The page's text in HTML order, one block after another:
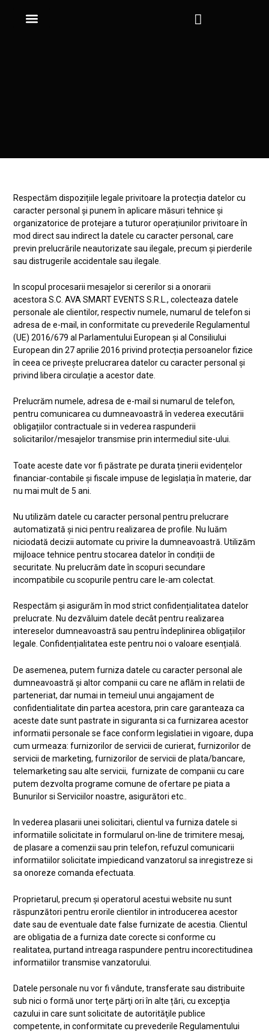
Respectăm dispozițiile legale privitoare la protecția datelor cu
caracter personal și punem în aplicare măsuri tehnice și
organizatorice de protejare a tuturor operațiunilor privitoare în
mod direct sau indirect la datele cu caracter personal, care
previn prelucrările neautorizate sau ilegale, precum și pierderile
sau distrugerile accidentale sau ilegale.
In scopul procesarii mesajelor si cererilor si a onorarii
acestora S.C. AVA SMART EVENTS S.R.L., colecteaza datele
personale ale clientilor, respectiv numele, numarul de telefon si
adresa de e-mail, in conformitate cu prevederile Regulamentul
(UE) 2016/679 al Parlamentului European și al Consiliului
European din 27 aprilie 2016 privind protecția persoanelor fizice
în ceea ce privește prelucrarea datelor cu caracter personal și
privind libera circulație a acestor date.
Prelucrăm numele, adresa de e-mail si numarul de telefon,
pentru comunicarea cu dumneavoastră în vederea executării
obligațiilor contractuale si in vederea raspunderii
solicitarilor/mesajelor transmise prin intermediul site-ului.
Toate aceste date vor fi păstrate pe durata ținerii evidențelor
financiar-contabile și fiscale impuse de legislația în materie, dar
nu mai mult de 5 ani.
Nu utilizăm datele cu caracter personal pentru prelucrare
automatizată și nici pentru realizarea de profile. Nu luăm
niciodată decizii automate cu privire la dumneavoastră. Utilizăm
mijloace tehnice pentru stocarea datelor în condiții de
securitate. Nu prelucrăm date în scopuri secundare
incompatibile cu scopurile pentru care le-am colectat.
Respectăm și asigurăm în mod strict confidențialitatea datelor
prelucrate. Nu dezvăluim datele decât pentru realizarea
intereselor dumneavoastră sau pentru îndeplinirea obligațiilor
legale. Confidențialitatea este pentru noi o valoare esențială.
De asemenea, putem furniza datele cu caracter personal ale
dumneavoastră și altor companii cu care ne aflăm in relatii de
parteneriat, dar numai in temeiul unui angajament de
confidentialitate din partea acestora, prin care garanteaza ca
aceste date sunt pastrate in siguranta si ca furnizarea acestor
informatii personale se face conform legislatiei in vigoare, dupa
cum urmeaza: furnizorilor de servicii de curierat, furnizorilor de
servicii de marketing, furnizorilor de servicii de plata/bancare,
telemarketing sau alte servicii, furnizate de companii cu care
putem dezvolta programe comune de ofertare pe piata a
Bunurilor si Serviciilor noastre, asigurători etc..
In vederea plasarii unei solicitari, clientul va furniza datele si
informatiile solicitate in formularul on-line de trimitere mesaj,
de plasare a comenzii sau prin telefon, refuzul comunicarii
informatiilor solicitate impiedicand vanzatorul sa inregistreze si
sa onoreze comanda efectuata.
Proprietarul, precum şi operatorul acestui website nu sunt
răspunzători pentru erorile clientilor in introducerea acestor
date sau de eventuale date false furnizate de acestia. Clientul
are obligatia de a furniza date corecte si conforme cu
realitatea, purtand intreaga raspundere pentru incorectitudinea
informatiilor transmise vanzatorului.
Datele personale nu vor fi vândute, transferate sau distribuite
sub nici o formă unor terţe părţi ori în alte țări, cu excepţia
cazului in care sunt solicitate de autorităţile publice
competente, in conformitate cu prevederile Regulamentului